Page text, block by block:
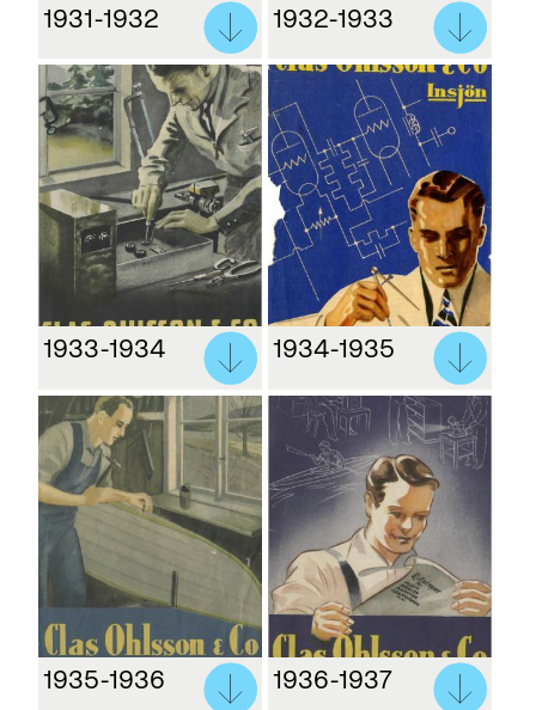
1931-1932 1932-1933
1933-1934 1934-1935
1935-1936 1936-1937